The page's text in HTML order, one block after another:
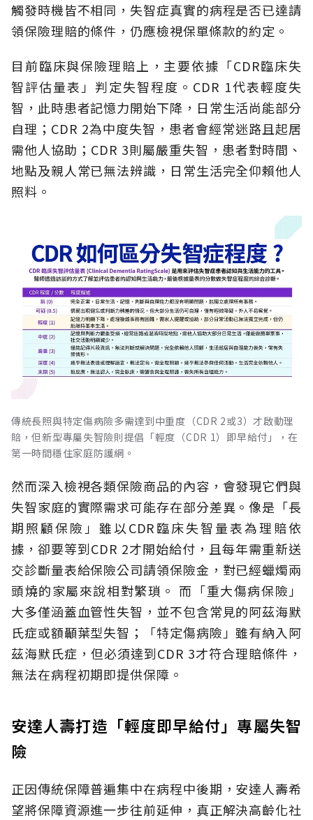
觸發時機皆不相同，失智症真實的病程是否已達請
領保險理賠的條件，仍應檢視保單條款的約定。
目前臨床與保險理賠上，主要依據「CDR臨床失
智評估量表」判定失智程度。CDR 1代表輕度失
智，此時患者記憶力開始下降，日常生活尚能部分
自理；CDR 2為中度失智，患者會經常迷路且起居
需他人協助；CDR 3則屬嚴重失智，患者對時間、
地點及親人常已無法辨識，日常生活完全仰賴他人
照料。
傳統長照與特定傷病險多需達到中重度（CDR 2或3）才啟動理
賠，但新型專屬失智險則提倡「輕度（CDR 1）即早給付」，在
第一時間穩住家庭防護網。
然而深入檢視各類保險商品的內容，會發現它們與
失智家庭的實際需求可能存在部分差異。像是「長
期照顧保險」雖以CDR臨床失智量表為理賠依
據，卻要等到CDR 2才開始給付，且每年需重新送
交診斷量表給保險公司請領保險金，對已經蠟燭兩
頭燒的家屬來說相對繁瑣。 而「重大傷病保險」
大多僅涵蓋血管性失智，並不包含常見的阿茲海默
氏症或額顳葉型失智；「特定傷病險」雖有納入阿
茲海默氏症，但必須達到CDR 3才符合理賠條件，
無法在病程初期即提供保障。
安達人壽打造「輕度即早給付」專屬失智
險
正因傳統保障普遍集中在病程中後期，安達人壽希
望將保障資源進一步往前延伸，真正解決高齡化社